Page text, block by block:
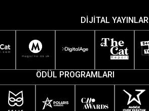
DİJİTAL YAYINLAR
ÖDÜL PROGRAMLARI